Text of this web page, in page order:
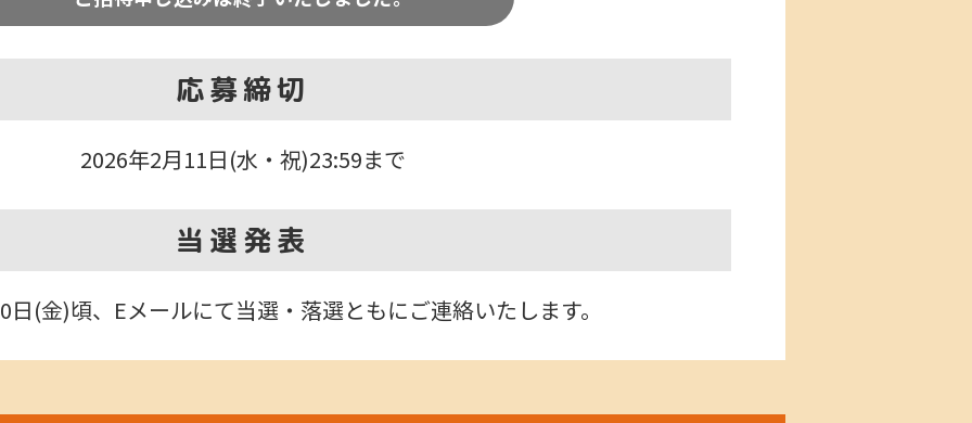
応募締切
2026年2月11日(水・祝)23:59まで
当選発表
(金)頃、 Eメールにて当選・落選ともにご連絡いたします。